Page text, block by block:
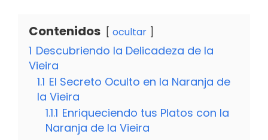
Contenidos ocultar
1 Descubriendo la Delicadeza de la
Vieira
1.1 El Secreto Oculto en la Naranja de
la Vieira
1.1.1 Enriqueciendo tus Platos con la
Naranja de la Vieira